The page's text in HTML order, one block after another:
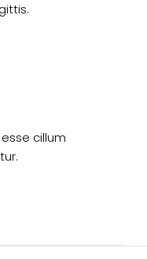
cillum